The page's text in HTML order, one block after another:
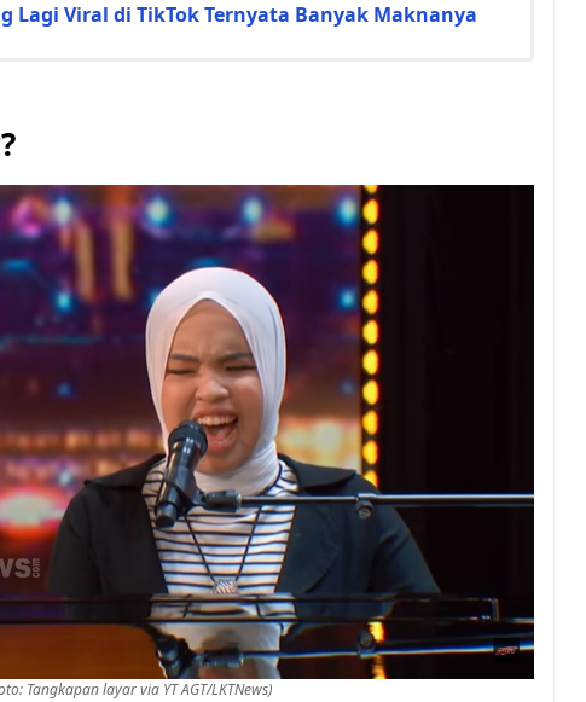
Lagi Viral di TikTok Ternyata Banyak Maknanya
Tangkapan layar via YT AGT/LKTNews)